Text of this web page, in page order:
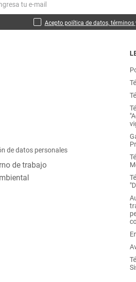
Acepto política de datos, términos
de datos personales
de trabajo